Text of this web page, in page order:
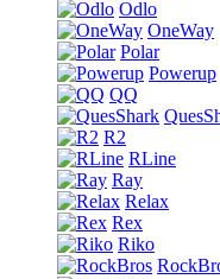
Odlo
OneWay
Polar
Powerup
QQ
R2
RLine
Ray
Relax
Rex
Riko